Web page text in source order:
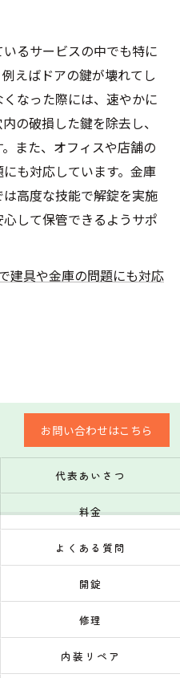
るサービスの中でも特に
えばドアの鍵が壊れてし
なった際には、速やかに
の破損した鍵を除去し、
また、オフィスや店舗の
も対応しています。金庫
高度な技能で解錠を実施
して保管できるようサポ
建具や金庫の問題にも対応
お問い合わせはこちら
代表あいさつ
料金
よくある質問
開錠
修理
内装リペア